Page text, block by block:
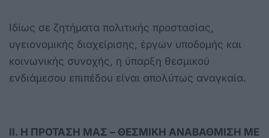
Ιδίως σε ζητήματα πολιτικής προστασίας,
υγειονομικής διαχείρισης, έργων υποδομής και
κοινωνικής συνοχής, η ύπαρξη θεσμικού
ενδιάμεσου επιπέδου είναι απολύτως αναγκαία.
ΙΙ. Η ΠΡΟΤΑΣΗ ΜΑΣ – ΘΕΣΜΙΚΗ ΑΝΑΒΑΘΜΙΣΗ ΜΕ